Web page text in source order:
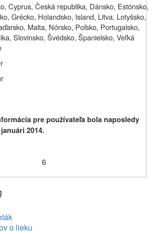
Cyprus, Česká republika, Dánsko, Estónsko,
Grécko, Holandsko, Island, Litva, Lotyšsko,
Malta, Nórsko, Poľsko, Portugalsko,
Slovinsko, Švédsko, Španielsko, Veľká
pre používateľa bola naposledy
2014.
6
o lieku